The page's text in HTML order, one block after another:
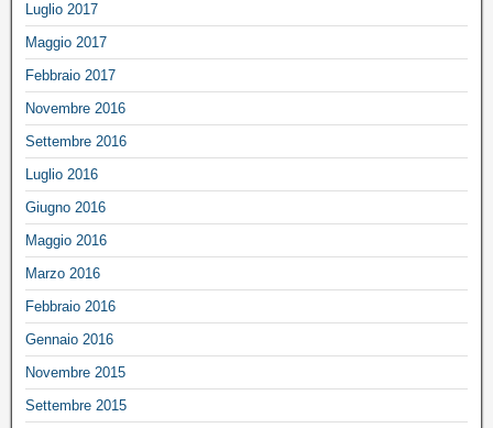
Luglio 2017
Maggio 2017
Febbraio 2017
Novembre 2016
Settembre 2016
Luglio 2016
Giugno 2016
Maggio 2016
Marzo 2016
Febbraio 2016
Gennaio 2016
Novembre 2015
Settembre 2015